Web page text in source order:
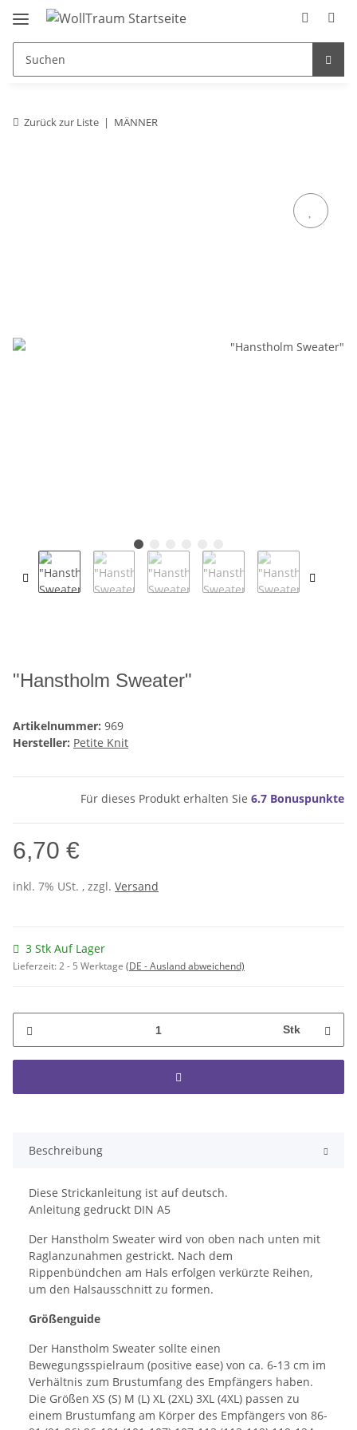
Zurück zur Liste MÄNNER
"Hanstholm Sweater"
Artikelnummer: 969
Hersteller: Petite Knit
Für dieses Produkt erhalten Sie 6.7 Bonuspunkte
6,70 €
inkl. 7% USt. , zzgl. Versand
3 Stk Auf Lager
Lieferzeit:2 - 5 Werktage (DE - Ausland abweichend)
Stk
Beschreibung
Diese Strickanleitung ist auf deutsch.
Anleitung gedruckt DIN A5
Der Hanstholm Sweater wird von oben nach unten mit
Raglanzunahmen gestrickt. Nach dem
Rippenbündchen am Hals erfolgen verkürzte Reihen,
um den Halsausschnitt zu formen.
Größenguide
Der Hanstholm Sweater sollte einen
Bewegungsspielraum (positive ease) von ca. 6-13 cm im
Verhältnis zum Brustumfang des Empfängers haben.
Die Größen XS (S) M (L) XL (2XL) 3XL (4XL) passen zu
einem Brustumfang am Körper des Empfängers von 86-